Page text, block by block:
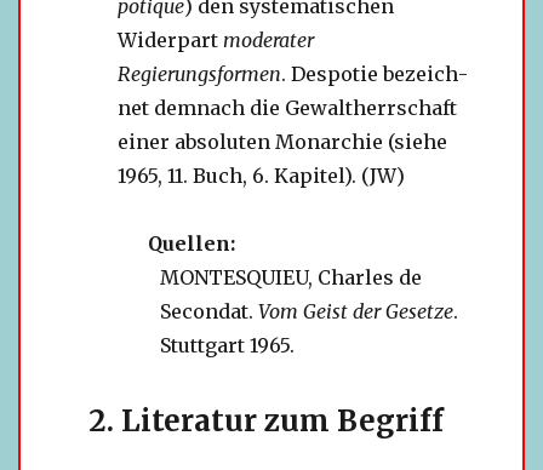
po­tique) den sys­te­ma­ti­schen
Widerpart mode­ra­ter
Regierungsformen. Despotie bezeich­
net dem­nach die Gewaltherrschaft
einer abso­lu­ten Monarchie (siehe
1965, 11. Buch, 6. Kapitel). (JW)
Quellen:
MONTESQUIEU, Charles de
Secondat. Vom Geist der Gesetze.
Stuttgart 1965.
Literatur zum Begriff